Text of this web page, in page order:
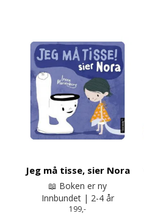
Jeg må tisse, sier Nora
📖 Boken er ny
Innbundet | 2-4 år
199,-